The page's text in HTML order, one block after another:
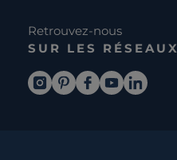
Retrouvez-nous
SUR LES RÉSEAUX